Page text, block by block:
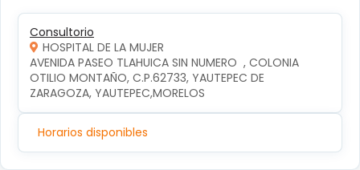
Consultorio
HOSPITAL DE LA MUJER
AVENIDA PASEO TLAHUICA SIN NUMERO  , COLONIA
OTILIO MONTAÑO, C.P.62733, YAUTEPEC DE
ZARAGOZA, YAUTEPEC,MORELOS
Horarios disponibles